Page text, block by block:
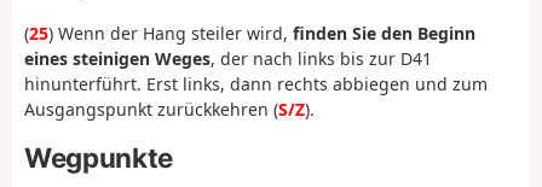
(25) Wenn der Hang steiler wird, finden Sie den Beginn
eines steinigen Weges, der nach links bis zur D41
hinunterführt. Erst links, dann rechts abbiegen und zum
Ausgangspunkt zurückkehren (S/Z).
Wegpunkte